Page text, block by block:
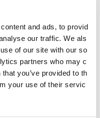
and ads, to provid
our traffic. We als
of our site with our so
partners who may c
you’ve provided to th
your use of their servic
た方
ださい。
れ物総合取扱所もしくは東京メ